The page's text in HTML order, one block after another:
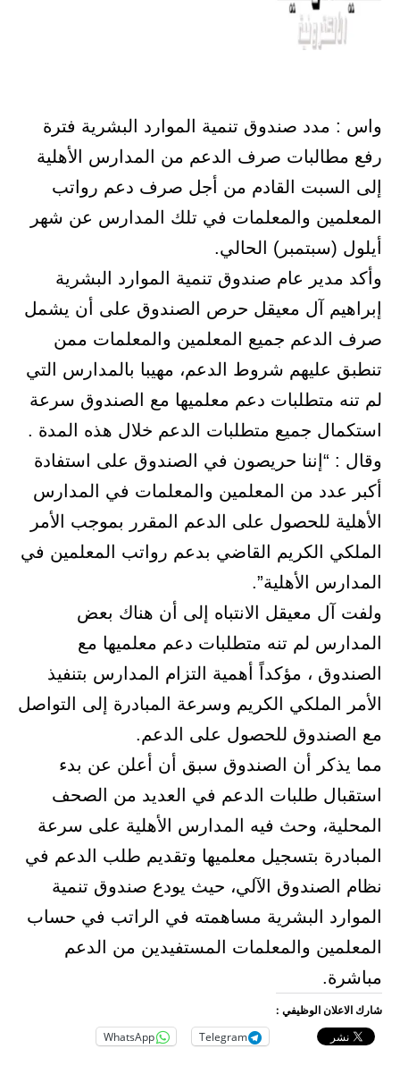
واس : مدد صندوق تنمية الموارد البشرية فترة
رفع مطالبات صرف الدعم من المدارس الأهلية
إلى السبت القادم من أجل صرف دعم رواتب
المعلمين والمعلمات في تلك المدارس عن شهر
أيلول (سبتمبر) الحالي.
وأكد مدير عام صندوق تنمية الموارد البشرية
إبراهيم آل معيقل حرص الصندوق على أن يشمل
صرف الدعم جميع المعلمين والمعلمات ممن
تنطبق عليهم شروط الدعم، مهيبا بالمدارس التي
لم تنه متطلبات دعم معلميها مع الصندوق سرعة
استكمال جميع متطلبات الدعم خلال هذه المدة .
وقال : “إننا حريصون في الصندوق على استفادة
أكبر عدد من المعلمين والمعلمات في المدارس
الأهلية للحصول على الدعم المقرر بموجب الأمر
الملكي الكريم القاضي بدعم رواتب المعلمين في
المدارس الأهلية”.
ولفت آل معيقل الانتباه إلى أن هناك بعض
المدارس لم تنه متطلبات دعم معلميها مع
الصندوق ، مؤكداً أهمية التزام المدارس بتنفيذ
الأمر الملكي الكريم وسرعة المبادرة إلى التواصل
مع الصندوق للحصول على الدعم.
مما يذكر أن الصندوق سبق أن أعلن عن بدء
استقبال طلبات الدعم في العديد من الصحف
المحلية، وحث فيه المدارس الأهلية على سرعة
المبادرة بتسجيل معلميها وتقديم طلب الدعم في
نظام الصندوق الآلي، حيث يودع صندوق تنمية
الموارد البشرية مساهمته في الراتب في حساب
المعلمين والمعلمات المستفيدين من الدعم
مباشرة.
شارك الاعلان الوظيفي :
Telegram
WhatsApp